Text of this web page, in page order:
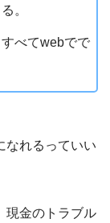
。
べてwebでで
なれるっていい
現金のトラブル